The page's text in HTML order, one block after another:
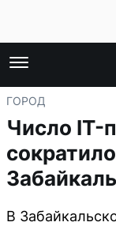
ГОРОД
Число IT-
В